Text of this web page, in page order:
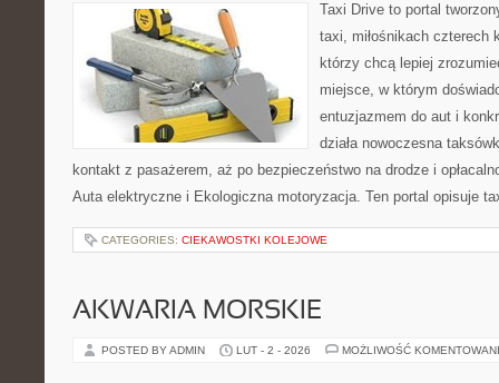
Taxi Drive to portal
taxi, miłośnikach czterech
którzy chcą lepiej
miejsce, w którym
entuzjazmem do aut i
działa nowoczesna
kontakt z pasażerem, aż po bezpieczeństwo na drodze i
Auta elektryczne i Ekologiczna motoryzacja. Ten portal opisuje
CATEGORIES: CIEKAWOSTKI KOLEJOWE
AKWARIA MORSKIE
POSTED BY ADMIN LUT - 2 - 2026 MOŻLIWOŚĆ